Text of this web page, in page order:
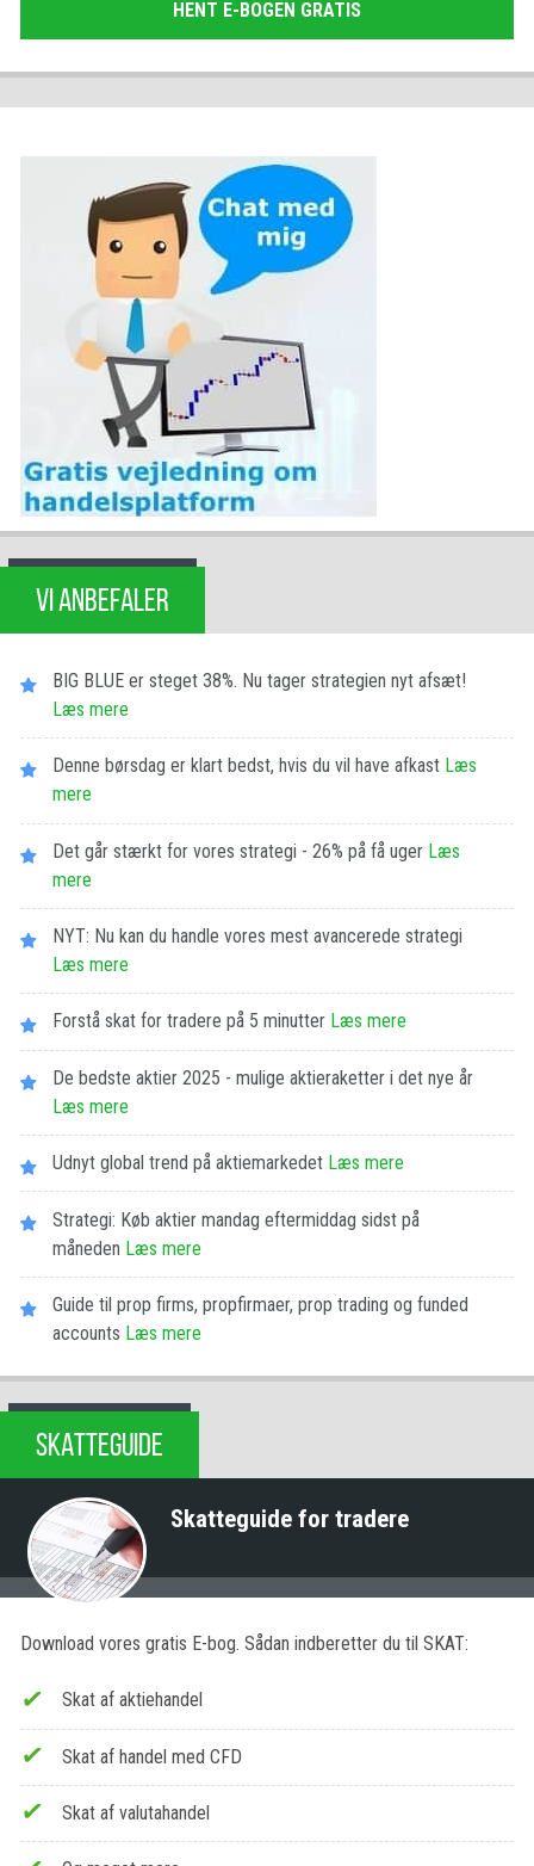
HENT E-BOGEN GRATIS
VI ANBEFALER
BIG BLUE er steget 38%. Nu tager strategien nyt afsæt!
Læs mere
Denne børsdag er klart bedst, hvis du vil have afkast Læs
mere
Det går stærkt for vores strategi - 26% på få uger Læs
mere
NYT: Nu kan du handle vores mest avancerede strategi
Læs mere
Forstå skat for tradere på 5 minutter Læs mere
De bedste aktier 2025 - mulige aktieraketter i det nye år
Læs mere
Udnyt global trend på aktiemarkedet Læs mere
Strategi: Køb aktier mandag eftermiddag sidst på
måneden Læs mere
Guide til prop firms, propfirmaer, prop trading og funded
accounts Læs mere
SKATTEGUIDE
Skatteguide for tradere
Download vores gratis E-bog. Sådan indberetter du til SKAT:
Skat af aktiehandel
Skat af handel med CFD
Skat af valutahandel